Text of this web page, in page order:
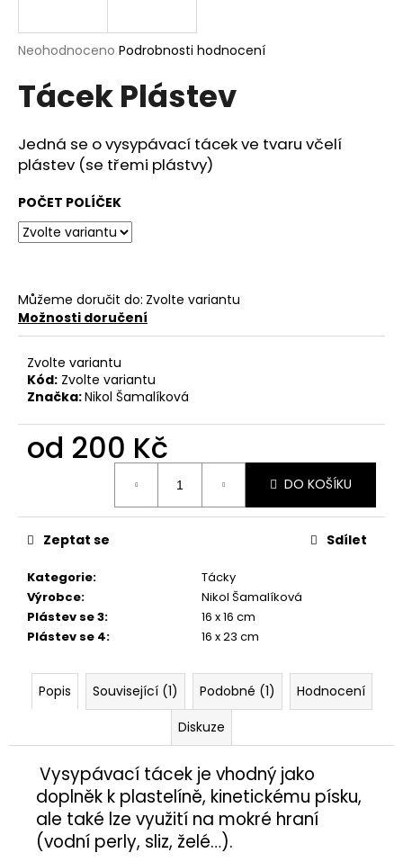
Průměrné
produktu
5
hvězdiček.
Neohodnoceno Podrobnosti hodnocení
Tácek Plástev
Jedná se o vysypávací tácek ve tvaru včelí
plástev (se třemi plástvy)
POČET POLÍČEK
Můžeme doručit do: Zvolte variantu
Možnosti doručení
Zvolte variantu
Kód: Zvolte variantu
Značka:Nikol Šamalíková
od 200 Kč
DO KOŠÍKU
Kategorie:
Tácky
Výrobce:
Nikol Šamalíková
Plástev se 3:
16 x 16 cm
Plástev se 4: 16 x 23 cm
Zeptat se Sdílet
Popis Související (1) Podobné (1)
Hodnocení
Diskuze
Vysypávací tácek je vhodný jako
doplněk k plastelíně, kinetickému písku,
ale také lze využití na mokré hraní
(vodní perly, sliz, želé…).
j
t
?
o
p
u
č
u
4,50
Kč